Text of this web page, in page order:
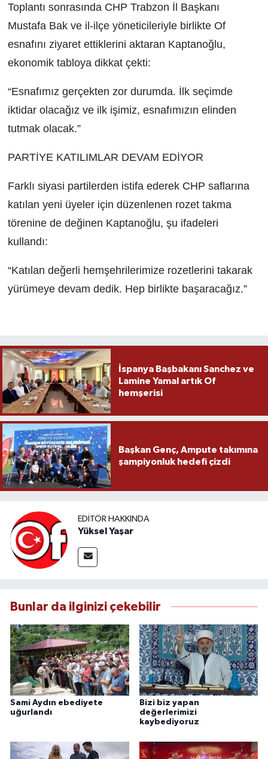
Toplantı sonrasında CHP Trabzon İl Başkanı
Mustafa Bak ve il-ilçe yöneticileriyle birlikte Of
esnafını ziyaret ettiklerini aktaran Kaptanoğlu,
ekonomik tabloya dikkat çekti:
“Esnafımız gerçekten zor durumda. İlk seçimde
iktidar olacağız ve ilk işimiz, esnafımızın elinden
tutmak olacak.”
PARTİYE KATILIMLAR DEVAM EDİYOR
Farklı siyasi partilerden istifa ederek CHP saflarına
katılan yeni üyeler için düzenlenen rozet takma
törenine de değinen Kaptanoğlu, şu ifadeleri
kullandı:
“Katılan değerli hemşehrilerimize rozetlerini takarak
yürümeye devam dedik. Hep birlikte başaracağız.”
İspanya Başbakanı Sanchez ve
Lamine Yamal artık Of
hemşerisi
Başkan Genç, Ampute takımına
şampiyonluk hedefi çizdi
EDITÖR HAKKINDA
Yüksel Yaşar
Bunlar da ilginizi çekebilir
Sami Aydın ebediyete
uğurlandı
Bizi biz yapan
değerlerimizi
kaybediyoruz